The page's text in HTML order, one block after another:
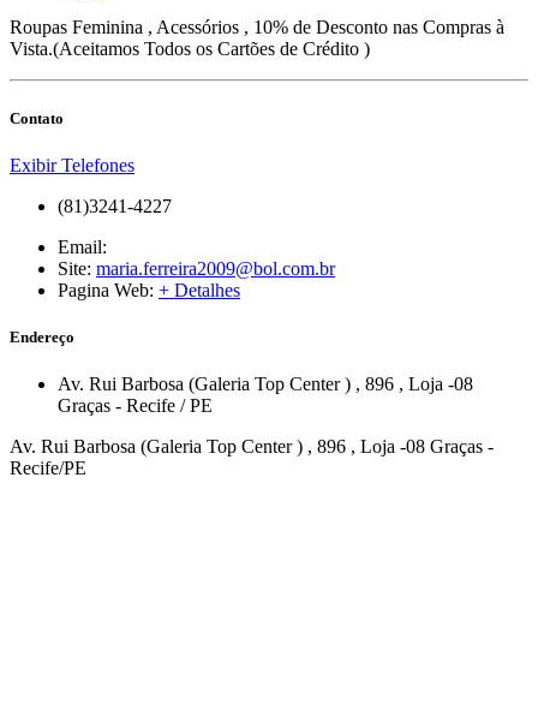
Roupas Feminina , Acessórios , 10% de Desconto nas Compras à
Vista.(Aceitamos Todos os Cartões de Crédito )
Contato
Exibir Telefones
(81)3241-4227
Email:
Site: maria.ferreira2009@bol.com.br
Pagina Web: + Detalhes
Endereço
Av. Rui Barbosa (Galeria Top Center ) , 896 , Loja -08
Graças - Recife /PE
Av. Rui Barbosa (Galeria Top Center ) , 896 , Loja -08 Graças -
Recife/PE